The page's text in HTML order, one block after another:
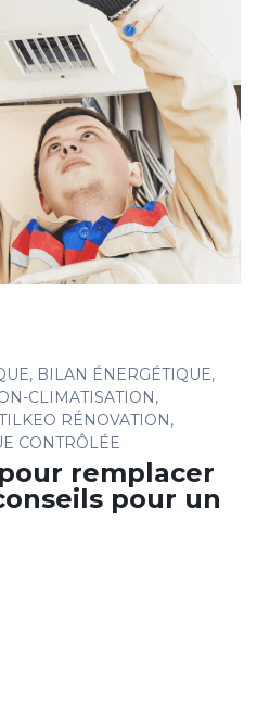
, BILAN ÉNERGÉTIQUE,
CLIMATISATION,
RÉNOVATION,
CONTRÔLÉE
remplacer
pour un